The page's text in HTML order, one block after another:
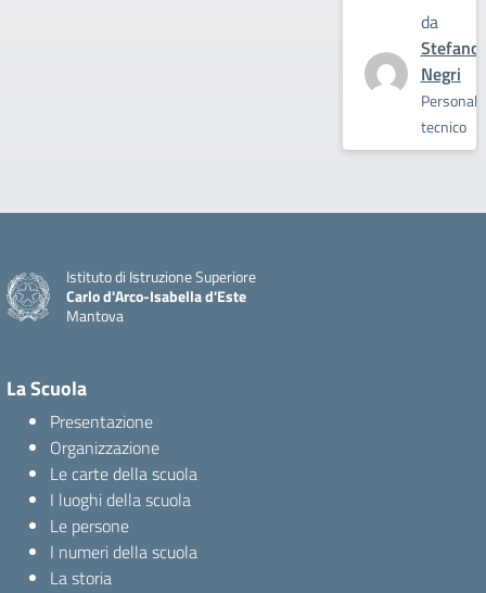
da
Stefano
Negri
Personale
tecnico
Istituto di Istruzione Superiore
Carlo d'Arco-Isabella d'Este
Mantova
La Scuola
Presentazione
Organizzazione
Le carte della scuola
I luoghi della scuola
Le persone
I numeri della scuola
La storia